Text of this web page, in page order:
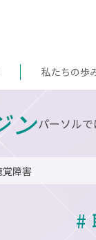
私たちの歩
ンパーソル
覚障害
#